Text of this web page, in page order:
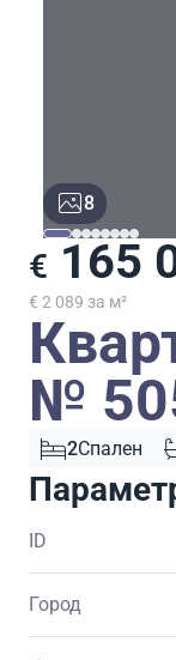
8
€ 165
€ 2 089 за м²
№
2Спален
ID
Город